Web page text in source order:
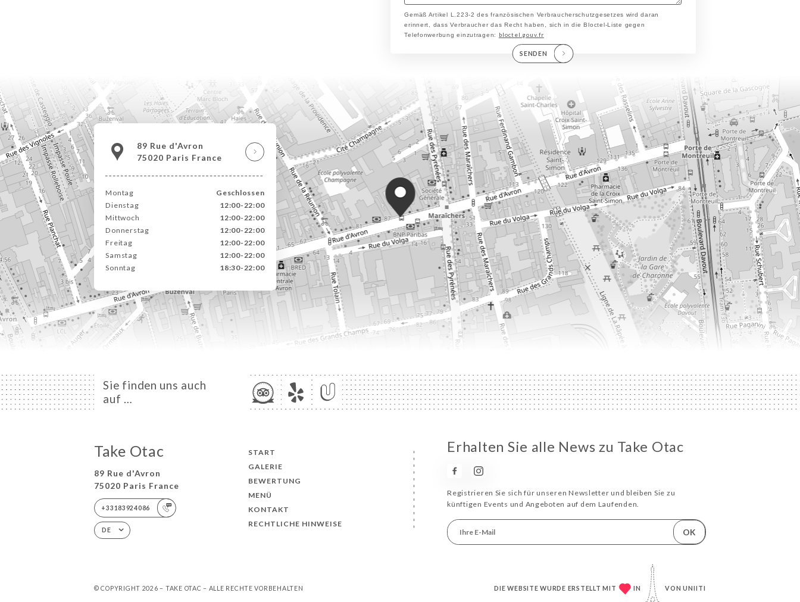
Gemäß Artikel L.223-2 des französischen Verbraucherschutzgesetzes wird daran
erinnert, dass Verbraucher das Recht haben, sich in die Bloctel-Liste gegen
Telefonwerbung einzutragen:
bloctel.gouv.fr
SENDEN
89 Rue d'Avron
75020 Paris France
Montag
Geschlossen
Dienstag
12:00-22:00
Mittwoch
12:00-22:00
Donnerstag
12:00-22:00
Freitag
12:00-22:00
Samstag
12:00-22:00
Sonntag
18:30-22:00
Sie finden uns auch
auf …
Take Otac
89 Rue d'Avron
75020 Paris France
+33183924086
DE
START
GALERIE
BEWERTUNG
MENÜ
KONTAKT
RECHTLICHE HINWEISE
Erhalten Sie alle News zu Take Otac
Registrieren Sie sich für unseren Newsletter und bleiben Sie zu
künftigen Events und Angeboten auf dem Laufenden.
OK
© COPYRIGHT 2026 – TAKE OTAC – ALLE RECHTE VORBEHALTEN DIE WEBSITE WURDE ERSTELLT MIT IN VONUNIITI